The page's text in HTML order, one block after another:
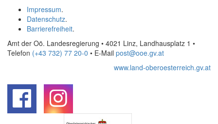
Impressum.
Datenschutz.
Barrierefreiheit.
Amt der Oö. Landesregierung • 4021 Linz, Landhausplatz 1 •
Telefon (+43 732) 77 20-0 • E-Mail post@ooe.gv.at
www.land-oberoesterreich.gv.at